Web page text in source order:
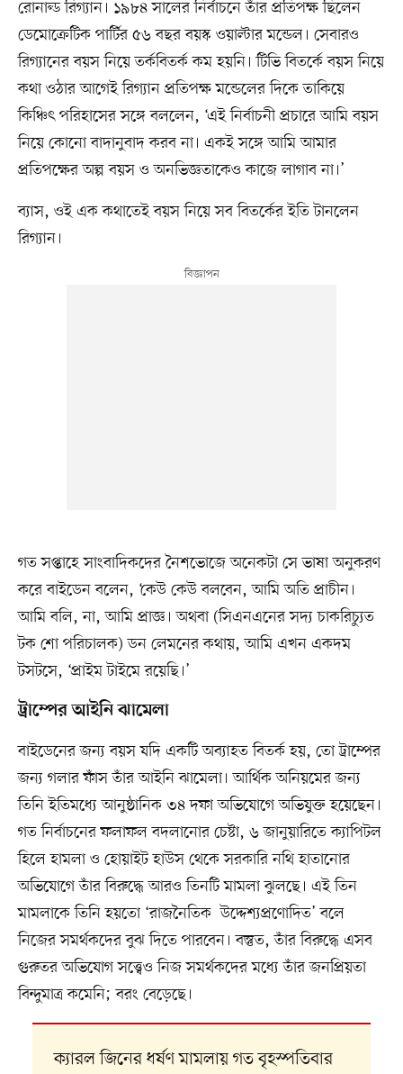
রোনাল্ড রিগ্যান। ১৯৮৪ সালের নির্বাচনে তাঁর প্রতিপক্ষ ছিলেন
ডেমোক্রেটিক পার্টির ৫৬ বছর বয়স্ক ওয়াল্টার মন্ডেল। সেবারও
রিগ্যানের বয়স নিয়ে তর্কবিতর্ক কম হয়নি। টিভি বিতর্কে বয়স নিয়ে
কথা ওঠার আগেই রিগ্যান প্রতিপক্ষ মন্ডেলের দিকে তাকিয়ে
কিঞ্চিৎ পরিহাসের সঙ্গে বললেন, ‘এই নির্বাচনী প্রচারে আমি বয়স
নিয়ে কোনো বাদানুবাদ করব না। একই সঙ্গে আমি আমার
প্রতিপক্ষের অল্প বয়স ও অনভিজ্ঞতাকেও কাজে লাগাব না।’
ব্যাস, ওই এক কথাতেই বয়স নিয়ে সব বিতর্কের ইতি টানলেন
রিগ্যান।
গত সপ্তাহে সাংবাদিকদের নৈশভোজে অনেকটা সে ভাষা অনুকরণ
করে বাইডেন বলেন, ‘কেউ কেউ বলবেন, আমি অতি প্রাচীন।
আমি বলি, না, আমি প্রাজ্ঞ। অথবা (সিএনএনের সদ্য চাকরিচ্যুত
টক শো পরিচালক) ডন লেমনের কথায়, আমি এখন একদম
টসটসে, ‘প্রাইম টাইমে রয়েছি।’
ট্রাম্পের আইনি ঝামেলা
বাইডেনের জন্য বয়স যদি একটি অব্যাহত বিতর্ক হয়, তো ট্রাম্পের
জন্য গলার ফাঁস তাঁর আইনি ঝামেলা। আর্থিক অনিয়মের জন্য
তিনি ইতিমধ্যে আনুষ্ঠানিক ৩৪ দফা অভিযোগে অভিযুক্ত হয়েছেন।
গত নির্বাচনের ফলাফল বদলানোর চেষ্টা, ৬ জানুয়ারিতে ক্যাপিটল
হিলে হামলা ও হোয়াইট হাউস থেকে সরকারি নথি হাতানোর
অভিযোগে তাঁর বিরুদ্ধে আরও তিনটি মামলা ঝুলছে। এই তিন
মামলাকে তিনি হয়তো ‘রাজনৈতিক উদ্দেশ্যপ্রণোদিত’ বলে
নিজের সমর্থকদের বুঝ দিতে পারবেন। বস্তুত, তাঁর বিরুদ্ধে এসব
গুরুতর অভিযোগ সত্ত্বেও নিজ সমর্থকদের মধ্যে তাঁর জনপ্রিয়তা
বিন্দুমাত্র কমেনি; বরং বেড়েছে।
ক্যারল জিনের ধর্ষণ মামলায় গত বৃহস্পতিবার